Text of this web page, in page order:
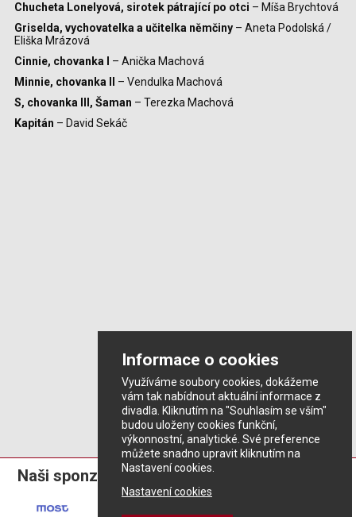
Informace o cookies
Využíváme soubory cookies, dokážeme
vám tak nabídnout aktuální informace z
divadla. Kliknutím na "Souhlasím se vším"
budou uloženy cookies funkční,
výkonnostní, analytické. Své preference
můžete snadno upravit kliknutím na
Nastavení cookies.
Nastavení cookies
Chucheta Lonelyová, sirotek pátrající po otci – Míša Brychtová
Griselda, vychovatelka a učitelka němčiny– Aneta Podolská /
Eliška Mrázová
Cinnie, chovanka I
– Anička Machová
Minnie, chovanka II
– Vendulka Machová
S, chovanka III, Šaman – Terezka Machová
Kapitán – David Sekáč
Naši sponzoři: